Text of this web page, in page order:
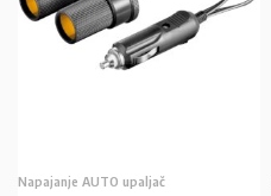
Napajanje AUTO upaljač